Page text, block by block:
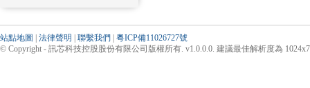
站點地圖 法律聲明 聯繫我們
粵ICP備11026727號
© Copyright - 訊芯科技控股股份有限公司版權所有. v1.0.0.0. 建議最佳解析度為